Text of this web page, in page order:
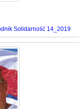
Solidarność 14_2019